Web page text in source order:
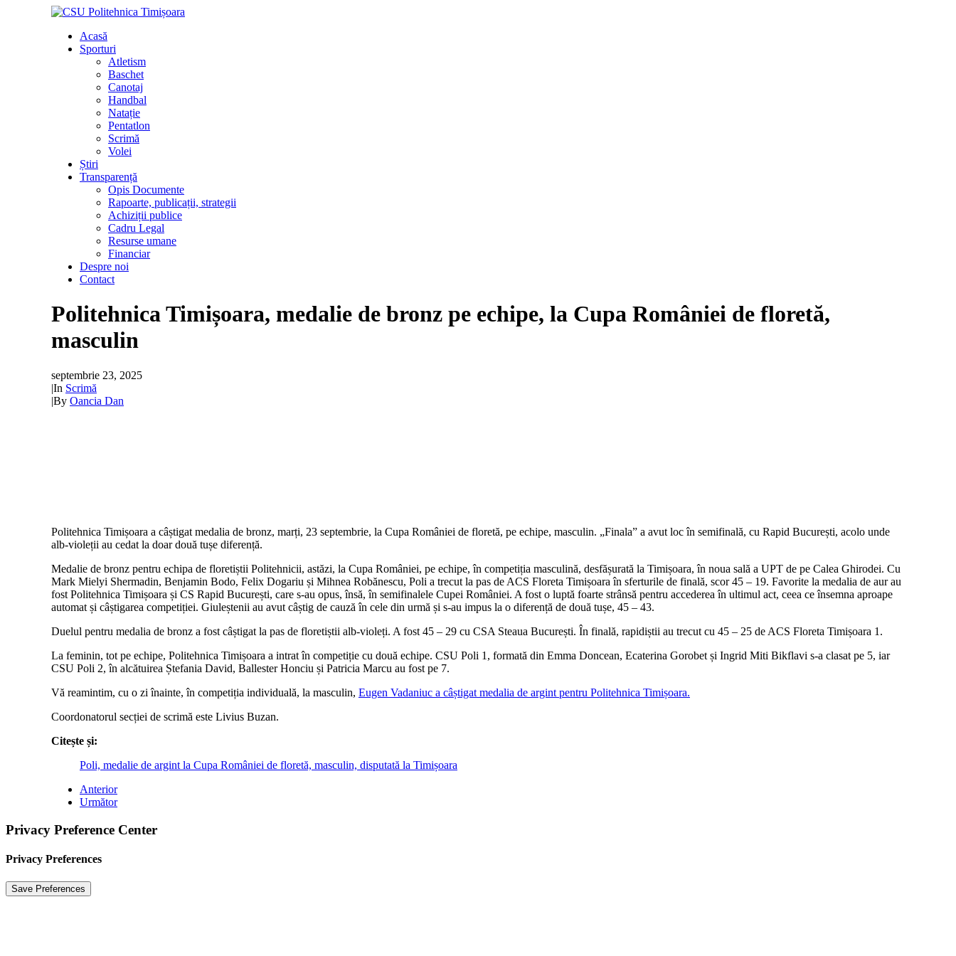
Acasă
Sporturi
Atletism
Baschet
Canotaj
Handbal
Natație
Pentatlon
Scrimă
Volei
Știri
Transparență
Opis Documente
Rapoarte, publicații, strategii
Achiziții publice
Cadru Legal
Resurse umane
Financiar
Despre noi
Contact
Politehnica Timișoara, medalie de bronz pe echipe, la Cupa României de floretă,
masculin
septembrie 23, 2025
|In Scrimă
|By Oancia Dan
Politehnica Timișoara a câștigat medalia de bronz, marți, 23 septembrie, la Cupa României de floretă, pe echipe, masculin. „Finala” a avut loc în semifinală, cu Rapid București, acolo unde
alb-violeții au cedat la doar două tușe diferență.
Medalie de bronz pentru echipa de floretiștii Politehnicii, astăzi, la Cupa României, pe echipe, în competiția masculină, desfășurată la Timișoara, în noua sală a UPT de pe Calea Ghirodei. Cu
Mark Mielyi Shermadin, Benjamin Bodo, Felix Dogariu și Mihnea Robănescu, Poli a trecut la pas de ACS Floreta Timișoara în sferturile de finală, scor 45 – 19. Favorite la medalia de aur au
fost Politehnica Timișoara și CS Rapid București, care s-au opus, însă, în semifinalele Cupei României. A fost o luptă foarte strânsă pentru accederea în ultimul act, ceea ce însemna aproape
automat și câștigarea competiției. Giuleștenii au avut câștig de cauză în cele din urmă și s-au impus la o diferență de două tușe, 45 – 43.
Duelul pentru medalia de bronz a fost câștigat la pas de floretiștii alb-violeți. A fost 45 – 29 cu CSA Steaua București. În finală, rapidiștii au trecut cu 45 – 25 de ACS Floreta Timișoara 1.
La feminin, tot pe echipe, Politehnica Timișoara a intrat în competiție cu două echipe. CSU Poli 1, formată din Emma Doncean, Ecaterina Gorobet și Ingrid Miti Bikflavi s-a clasat pe 5, iar
CSU Poli 2, în alcătuirea Ștefania David, Ballester Honciu și Patricia Marcu au fost pe 7.
Vă reamintim, cu o zi înainte, în competiția individuală, la masculin, Eugen Vadaniuc a câștigat medalia de argint pentru Politehnica Timișoara.
Coordonatorul secției de scrimă este Livius Buzan.
Citește și:
Poli, medalie de argint la Cupa României de floretă, masculin, disputată la Timișoara
Anterior
Următor
Privacy Preference Center
Privacy Preferences